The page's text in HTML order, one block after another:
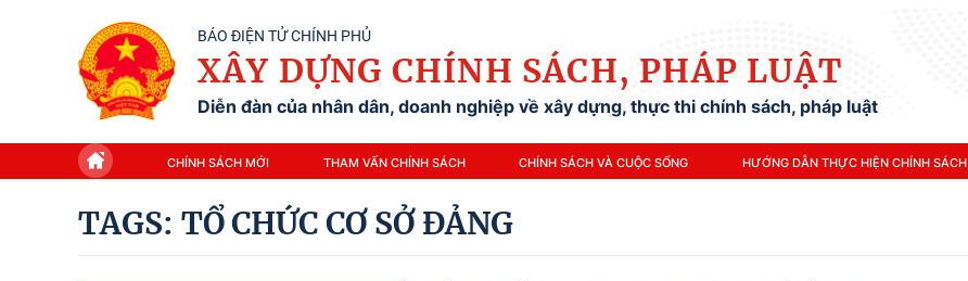
BÁO ĐIỆN TỬ CHÍNH PHỦ
XÂY DỰNG CHÍNH SÁCH, PHÁP LUẬT
Diễn đàn của nhân dân, doanh nghiệp về xây dựng, thực thi chính sách, pháp luật
CHÍNH SÁCH MỚI THAM VẤN CHÍNH SÁCH CHÍNH SÁCH VÀ CUỘC SỐNG HƯỚNG DẪN THỰC HIỆN CHÍNH SÁCH
TAGS: TỔ CHỨC CƠ SỞ ĐẢNG